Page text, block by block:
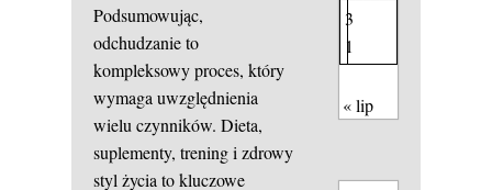
Podsumowując,
odchudzanie to
kompleksowy proces, który
wymaga uwzględnienia
wielu czynników. Dieta,
suplementy, trening i zdrowy
styl życia to kluczowe
3
1
« lip